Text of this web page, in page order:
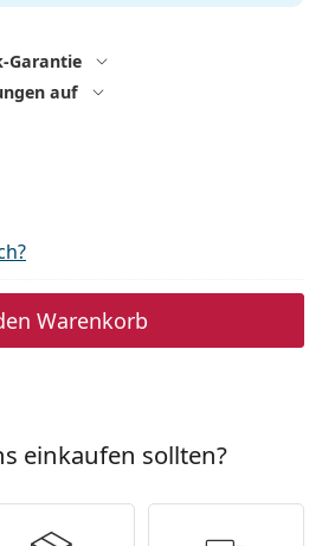
Garantie
auf
Warenkorb
einkaufen sollten?